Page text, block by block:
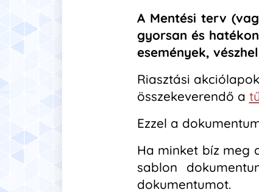
A Mentési terv
gyorsan és
események,
Riasztási
összekeverendő a
Ezzel a
Ha minket bíz meg
sablon
dokumentumot.